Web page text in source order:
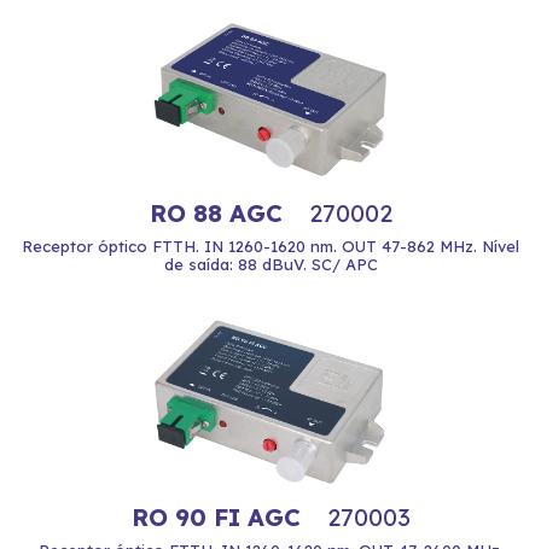
RO 88 AGC 270002
Receptor óptico FTTH. IN 1260-1620 nm. OUT 47-862 MHz. Nível
de saída: 88 dBuV. SC/ APC
RO 90 FI AGC 270003